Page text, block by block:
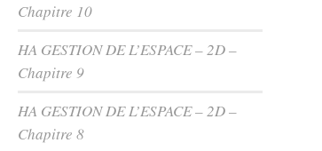
Chapitre 10
HA GESTION DE L’ESPACE – 2D –
Chapitre 9
HA GESTION DE L’ESPACE – 2D –
Chapitre 8